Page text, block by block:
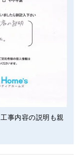
事内容の説明も親